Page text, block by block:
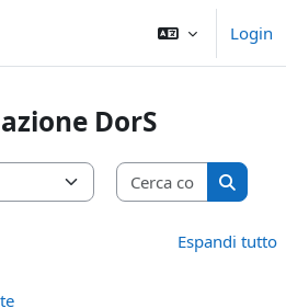
Login
DorS
Cerca
Cerca
Espandi tutto